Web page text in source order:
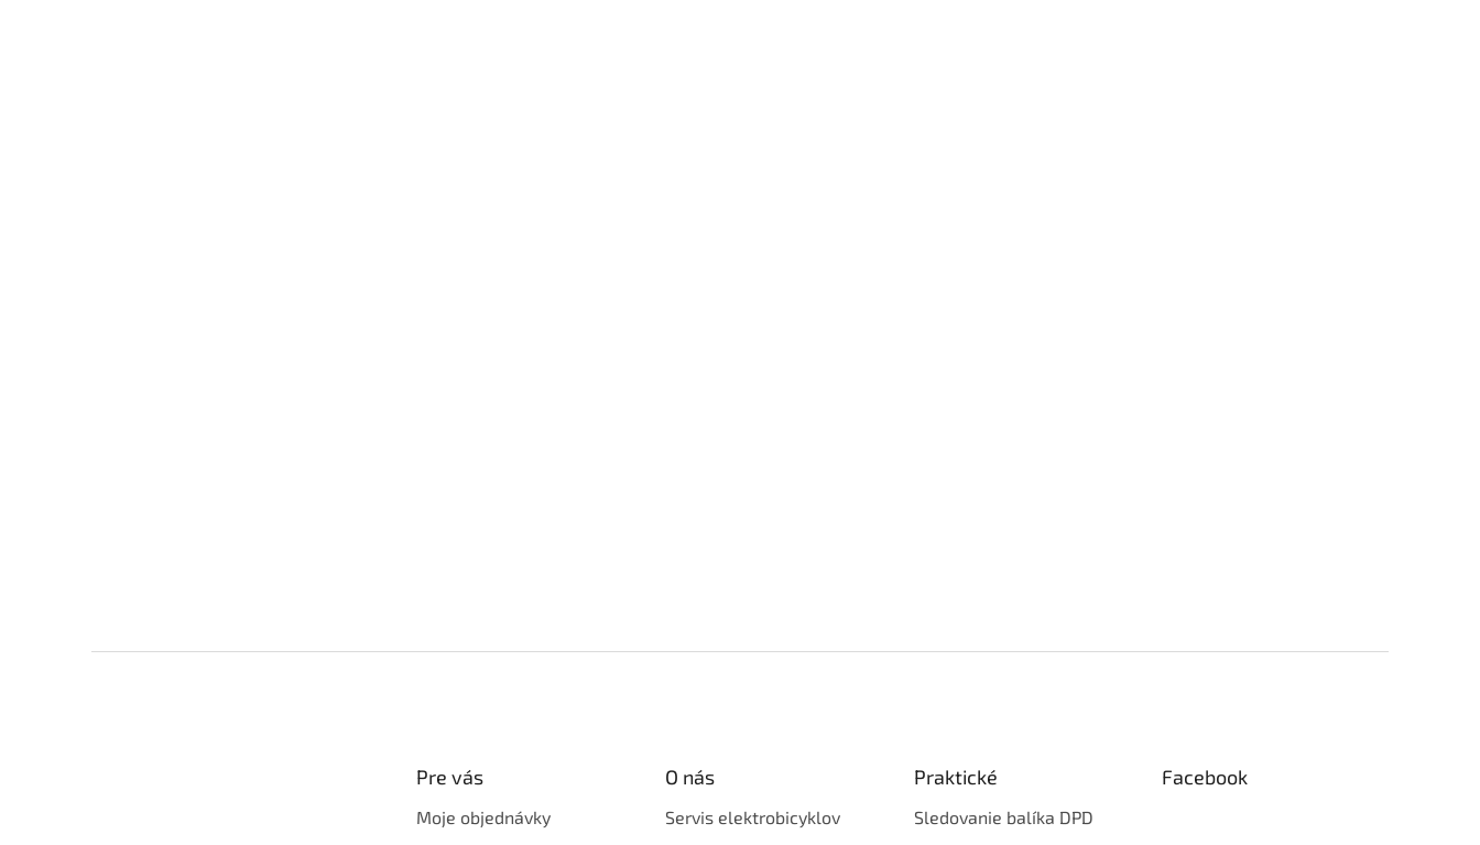
Pre vás
Moje objednávky
O nás
Servis elektrobicyklov
Praktické
Sledovanie balíka DPD
Facebook